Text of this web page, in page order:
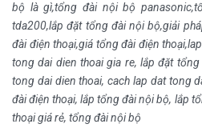
bộ là gì,tổng đài nội bộ
tda200,lắp đặt tổng đài nội bộ,giải
đài điện thoại,giá tổng đài điện
tong dai dien thoai gia re, lắp đặt
tong dai dien thoai, cach lap dat tong
đài điện thoại, lắp tổng đài nội bộ, lắp
thoại giá rẻ, tổng đài nội bộ